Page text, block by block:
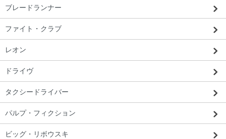
ブレードランナー
ファイト・クラブ
レオン
ドライヴ
タクシードライバー
パルプ・フィクション
ビッグ・リボウスキ